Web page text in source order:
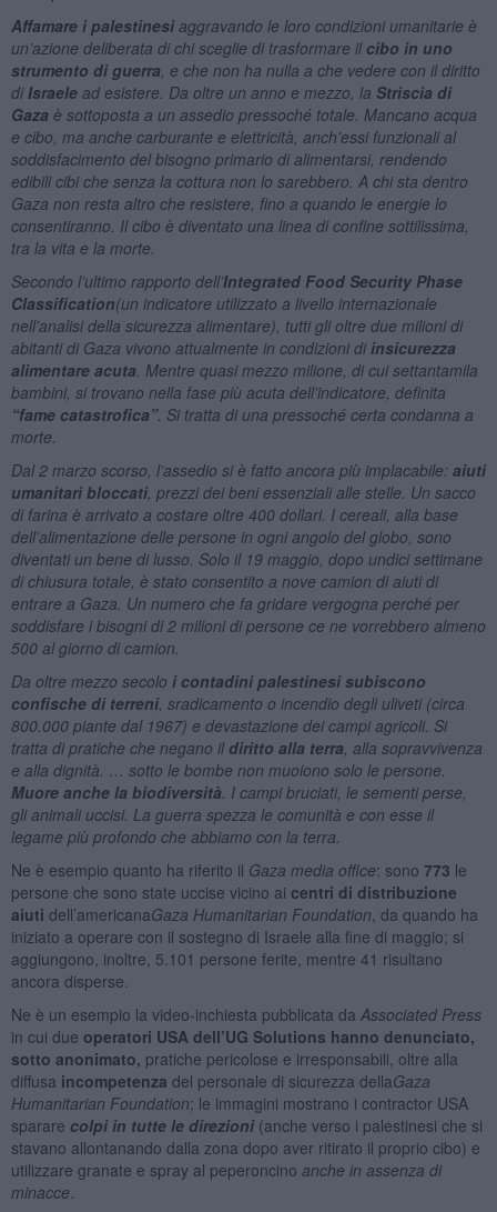
Affamare i palestinesiaggravando le loro condizioni umanitarie è
un’azione deliberata di chi sceglie di trasformare il cibo in uno
strumento di guerra, e che non ha nulla a che vedere con il diritto
di Israelead esistere. Da oltre un anno e mezzo, la Striscia di
Gazaè sottoposta a un assedio pressoché totale. Mancano acqua
e cibo, ma anche carburante e elettricità, anch’essi funzionali al
soddisfacimento del bisogno primario di alimentarsi, rendendo
edibili cibi che senza la cottura non lo sarebbero. A chi sta dentro
Gaza non resta altro che resistere, fino a quando le energie lo
consentiranno. Il cibo è diventato una linea di confine sottilissima,
tra la vita e la morte.
Secondo l’ultimo rapporto dell’Integrated Food Security Phase
Classification(un indicatore utilizzato a livello internazionale
nell’analisi della sicurezza alimentare), tutti gli oltre due milioni di
abitanti di Gaza vivono attualmente in condizioni di insicurezza
alimentare acuta. Mentre quasi mezzo milione, di cui settantamila
bambini, si trovano nella fase più acuta dell’indicatore, definita
“fame catastrofica”. Si tratta di una pressoché certa condanna a
morte.
Dal 2 marzo scorso, l’assedio si è fatto ancora più implacabile: aiuti
umanitari bloccati, prezzi dei beni essenziali alle stelle. Un sacco
di farina è arrivato a costare oltre 400 dollari. I cereali, alla base
dell’alimentazione delle persone in ogni angolo del globo, sono
diventati un bene di lusso. Solo il 19 maggio, dopo undici settimane
di chiusura totale, è stato consentito a nove camion di aiuti di
entrare a Gaza. Un numero che fa gridare vergogna perché per
soddisfare i bisogni di 2 milioni di persone ce ne vorrebbero almeno
500 al giorno di camion.
Da oltre mezzo secolo i contadini palestinesi subiscono
confische di terreni, sradicamento o incendio degli uliveti (circa
800.000 piante dal 1967) e devastazione dei campi agricoli. Si
tratta di pratiche che negano il diritto alla terra, alla sopravvivenza
e alla dignità. … sotto le bombe non muoiono solo le persone.
Muore anche la biodiversità. I campi bruciati, le sementi perse,
gli animali uccisi. La guerra spezza le comunità e con esse il
legame più profondo che abbiamo con la terra.
Ne è esempio quanto ha riferito il Gaza media office: sono 773 le
persone che sono state uccise vicino ai centri di distribuzione
aiuti dell’americanaGaza Humanitarian Foundation , da quando ha
iniziato a operare con il sostegno di Israele alla fine di maggio; si
aggiungono, inoltre, 5.101 persone ferite, mentre 41 risultano
ancora disperse.
Ne è un esempio la video-inchiesta pubblicata da Associated Press
in cui due operatori USA dell’UG Solutions hanno denunciato,
sotto anonimato, pratiche pericolose e irresponsabili, oltre alla
diffusa incompetenza del personale di sicurezza dellaGaza
Humanitarian Foundation; le immagini mostrano i contractor USA
sparare colpi in tutte le direzioni(anche verso i palestinesi che si
stavano allontanando dalla zona dopo aver ritirato il proprio cibo) e
utilizzare granate e spray al peperoncino anche in assenza di
minacce